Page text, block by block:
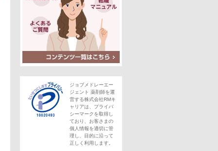
の求人にフォームで問い合わせる
ジョブメドレーエー
ジェント 薬剤師を運
営する株式会社RMキ
ャリアは、プライバ
シーマークを取得し
ており、お客さまの
個人情報を適切に管
理し、目的に沿って
正しく利用します。